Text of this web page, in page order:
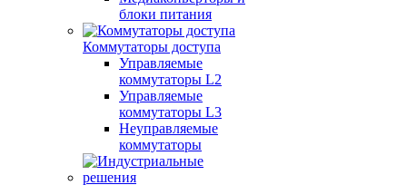
блоки питания
Коммутаторы доступа
Управляемые
коммутаторы L2
Управляемые
коммутаторы L3
Неуправляемые
коммутаторы